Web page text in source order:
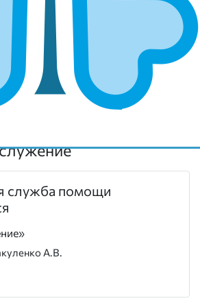
возглавляет иерей
НАПРАВЛЕНИЯ
служба помощи
А.В.